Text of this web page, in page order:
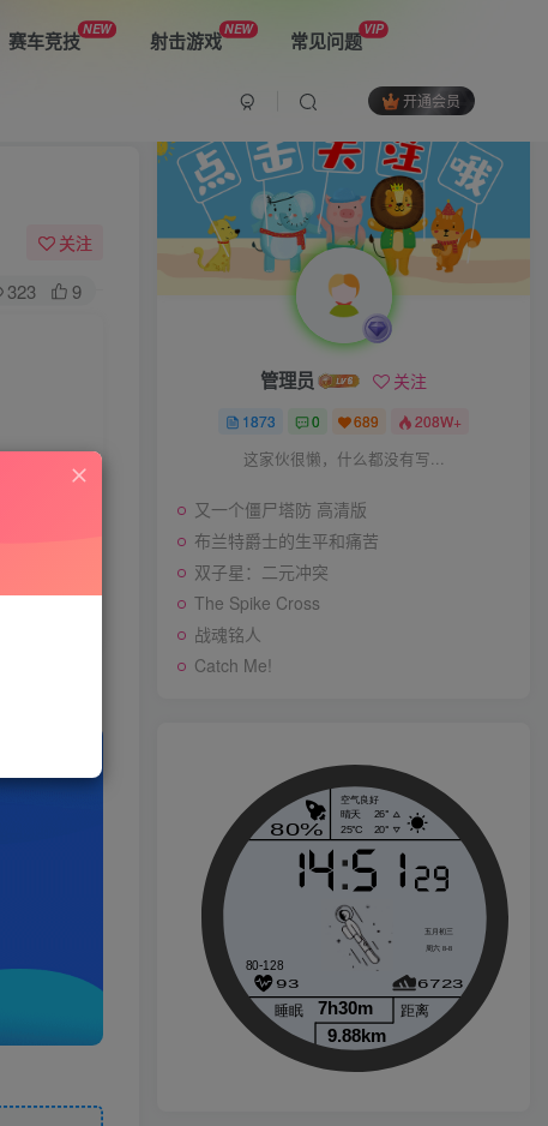
赛车竞技NEW 射击游戏NEW 常见问题VIP
开通会员
关注
323 9
又一个僵尸塔防 高清版
布兰特爵士的生平和痛苦
The Spike Cross
管理员 关注
1873 0 689 208W+
这家伙很懒，什么都没有写...
又一个僵尸塔防 高清版
布兰特爵士的生平和痛苦
双子星：二元冲突
The Spike Cross
战魂铭人
Catch Me!